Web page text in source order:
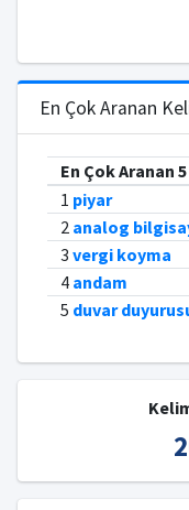
En Çok Aranan
En Çok Aranan
1 piyar
2 analog
3 vergi koyma
4 andam
5 duvar